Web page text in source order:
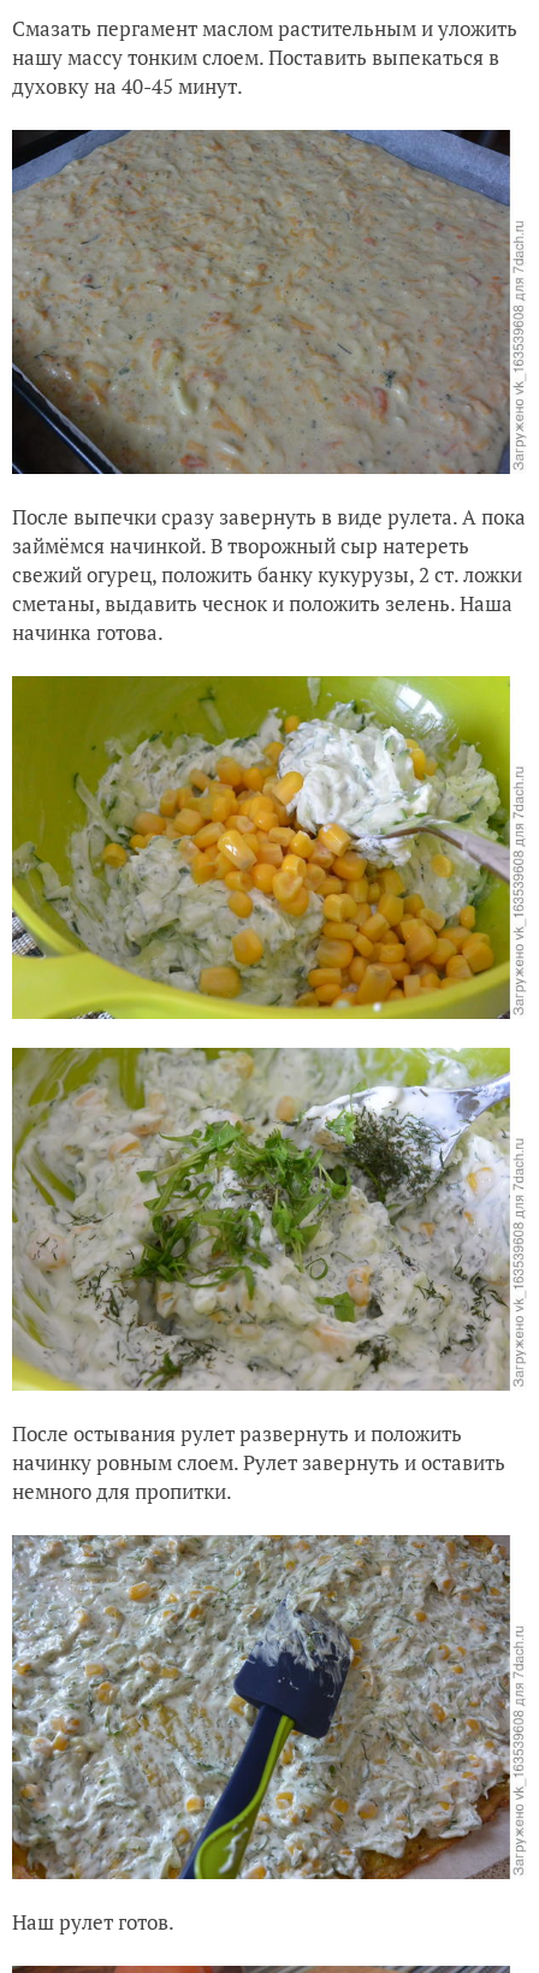
Смазать пергамент маслом растительным и уложить
нашу массу тонким слоем. Поставить выпекаться в
духовку на 40-45 минут.
После выпечки сразу завернуть в виде рулета. А пока
займёмся начинкой. В творожный сыр натереть
свежий огурец, положить банку кукурузы, 2 ст. ложки
сметаны, выдавить чеснок и положить зелень. Наша
начинка готова.
После остывания рулет развернуть и положить
начинку ровным слоем. Рулет завернуть и оставить
немного для пропитки.
Наш рулет готов.